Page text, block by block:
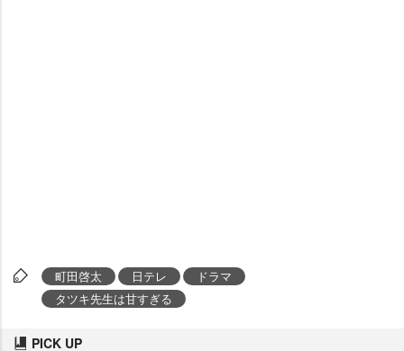
町田啓太 日テレ
ドラマ
タツキ先生は甘すぎる
PICK UP